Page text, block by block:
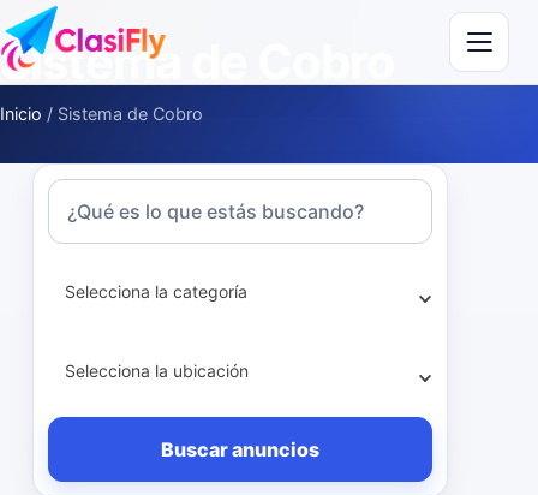
Saltar al contenido
Sistema de Cobro
Inicio / Sistema de Cobro
Términos de búsqueda
Selecciona la categoría
Selecciona la ubicación
Buscar anuncios